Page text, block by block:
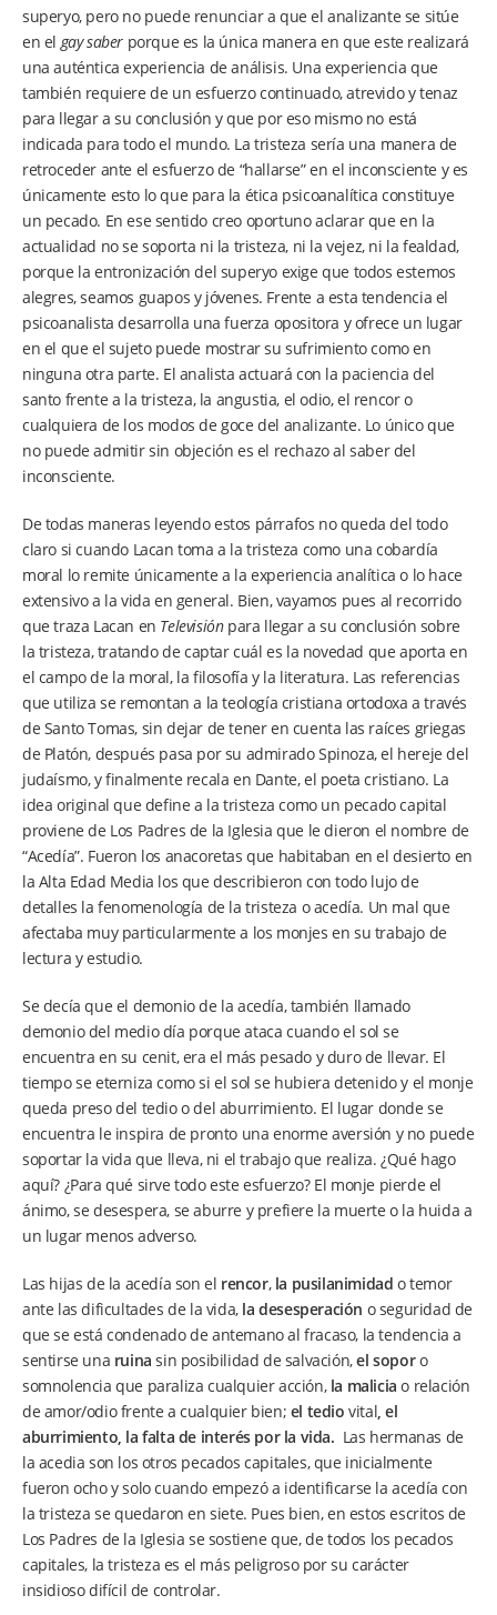
superyo, pero no puede renunciar a que el analizante se sitúe
en elgay saber porque es la única manera en que este realizará
una auténtica experiencia de análisis. Una experiencia que
también requiere de un esfuerzo continuado, atrevido y tenaz
para llegar a su conclusión y que por eso mismo no está
indicada para todo el mundo. La tristeza sería una manera de
retroceder ante el esfuerzo de “hallarse” en el inconsciente y es
únicamente esto lo que para la ética psicoanalítica constituye
un pecado. En ese sentido creo oportuno aclarar que en la
actualidad no se soporta ni la tristeza, ni la vejez, ni la fealdad,
porque la entronización del superyo exige que todos estemos
alegres, seamos guapos y jóvenes. Frente a esta tendencia el
psicoanalista desarrolla una fuerza opositora y ofrece un lugar
en el que el sujeto puede mostrar su sufrimiento como en
ninguna otra parte. El analista actuará con la paciencia del
santo frente a la tristeza, la angustia, el odio, el rencor o
cualquiera de los modos de goce del analizante. Lo único que
no puede admitir sin objeción es el rechazo al saber del
inconsciente.
De todas maneras leyendo estos párrafos no queda del todo
claro si cuando Lacan toma a la tristeza como una cobardía
moral lo remite únicamente a la experiencia analítica o lo hace
extensivo a la vida en general. Bien, vayamos pues al recorrido
que traza Lacan en Televisiónpara llegar a su conclusión sobre
la tristeza, tratando de captar cuál es la novedad que aporta en
el campo de la moral, la filosofía y la literatura. Las referencias
que utiliza se remontan a la teología cristiana ortodoxa a través
de Santo Tomas, sin dejar de tener en cuenta las raíces griegas
de Platón, después pasa por su admirado Spinoza, el hereje del
judaísmo, y finalmente recala en Dante, el poeta cristiano. La
idea original que define a la tristeza como un pecado capital
proviene de Los Padres de la Iglesia que le dieron el nombre de
“Acedía”. Fueron los anacoretas que habitaban en el desierto en
la Alta Edad Media los que describieron con todo lujo de
detalles la fenomenología de la tristeza o acedía. Un mal que
afectaba muy particularmente a los monjes en su trabajo de
lectura y estudio.
Se decía que el demonio de la acedía, también llamado
demonio del medio día porque ataca cuando el sol se
encuentra en su cenit, era el más pesado y duro de llevar. El
tiempo se eterniza como si el sol se hubiera detenido y el monje
queda preso del tedio o del aburrimiento. El lugar donde se
encuentra le inspira de pronto una enorme aversión y no puede
soportar la vida que lleva, ni el trabajo que realiza. ¿Qué hago
aquí? ¿Para qué sirve todo este esfuerzo? El monje pierde el
ánimo, se desespera, se aburre y prefiere la muerte o la huida a
un lugar menos adverso.
Las hijas de la acedía son el rencor, la pusilanimidad o temor
ante las dificultades de la vida, la desesperación o seguridad de
que se está condenado de antemano al fracaso, la tendencia a
sentirse una ruina sin posibilidad de salvación,el soporo
somnolencia que paraliza cualquier acción, la malicia o relación
de amor/odio frente a cualquier bien; el tediovital, el
aburrimiento, la falta de interés por la vida. Las hermanas de
la acedia son los otros pecados capitales, que inicialmente
fueron ocho y solo cuando empezó a identificarse la acedía con
la tristeza se quedaron en siete. Pues bien, en estos escritos de
Los Padres de la Iglesia se sostiene que, de todos los pecados
capitales, la tristeza es el más peligroso por su carácter
insidioso difícil de controlar.